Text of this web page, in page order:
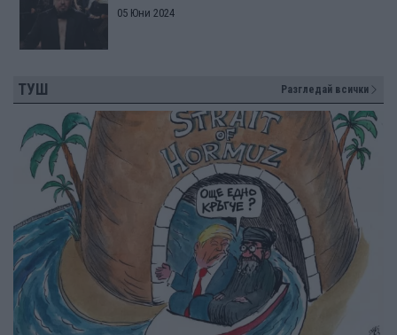
05 Юни 2024
ТУШ Разгледай всички